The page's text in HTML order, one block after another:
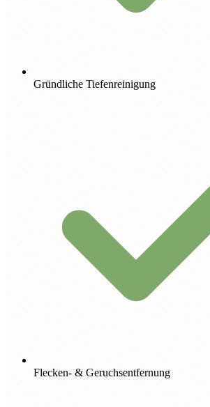
Gründliche Tiefenreinigung
Flecken- & Geruchsentfernung